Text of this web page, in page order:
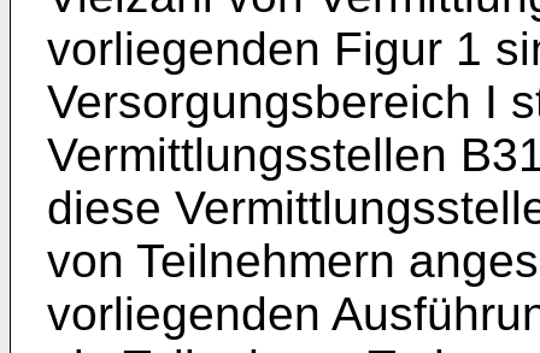
vorliegenden Figur 1
Versorgungsbereich I
Vermittlungsstellen
diese
von Teilnehmern
vorliegenden